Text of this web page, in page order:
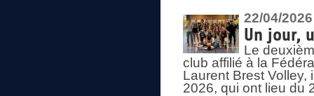
22/04/2026
Un jour,
Le
club affilié à la
Laurent Brest Volley,
2026, qui ont lieu du